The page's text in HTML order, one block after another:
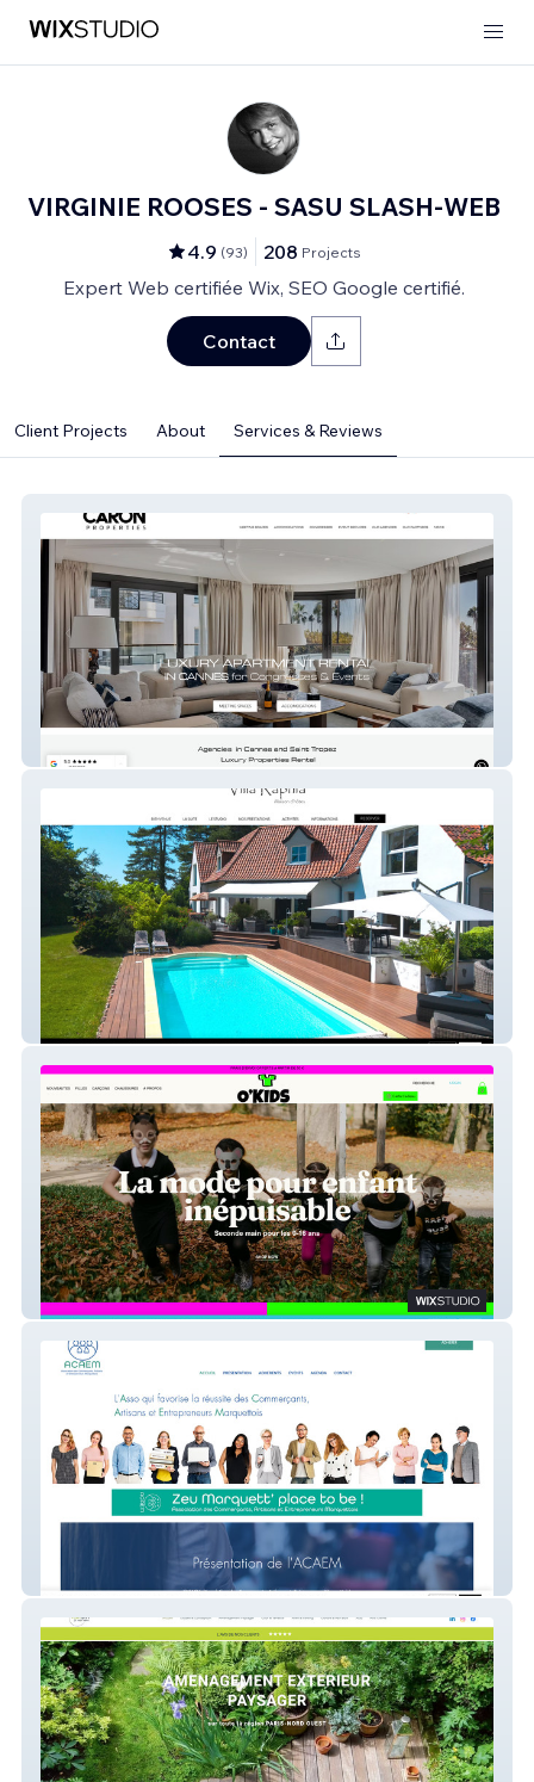
VIRGINIE ROOSES - SASU SLASH-WEB
4.9 (93) 208 Projects
Expert Web certifiée Wix, SEO Google certifié.
Contact
Client Projects About Services & Reviews
Villa Raphia
O'Kids